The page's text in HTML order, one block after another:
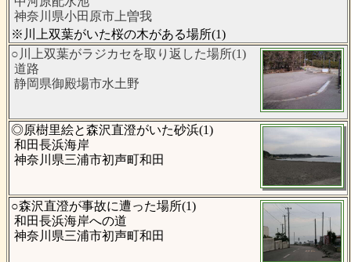
神奈川県小田原市上曽我
※川上双葉がいた桜の木がある場所(1)
○川上双葉がラジカセを取り返した場所(1)
道路
静岡県御殿場市水土野
◎原樹里絵と森沢直澄がいた砂浜(1)
和田長浜海岸
神奈川県三浦市初声町和田
○森沢直澄が事故に遭った場所(1)
和田長浜海岸への道
神奈川県三浦市初声町和田